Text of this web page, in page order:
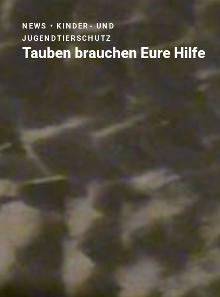
Tauben brauchen Eure Hilfe
NEWS • KINDER- UND
JUGENDTIERSCHUTZ